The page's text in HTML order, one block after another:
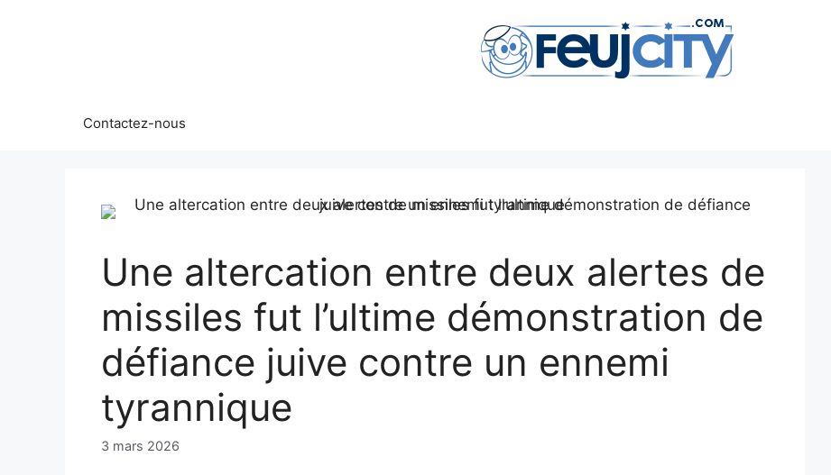
Contactez-nous
Une altercation entre deux alertes de
missiles fut l’ultime démonstration de
défiance juive contre un ennemi
tyrannique
3 mars 2026